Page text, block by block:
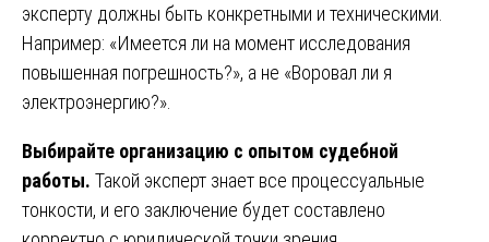
эксперту должны быть конкретными и техническими.
Например: «Имеется ли на момент исследования
повышенная погрешность?», а не «Воровал ли я
электроэнергию?».
Выбирайте организацию с опытом судебной
работы. Такой эксперт знает все процессуальные
тонкости, и его заключение будет составлено